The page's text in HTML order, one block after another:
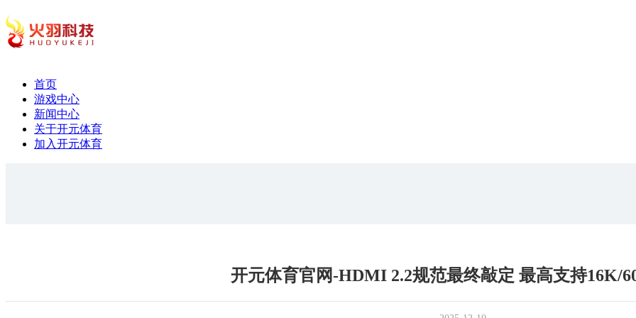
首页
游戏中心
新闻中心
关于开元体育
加入开元体育
开元体育官网-HDMI 2.2规范最终敲定 最高支持16K/